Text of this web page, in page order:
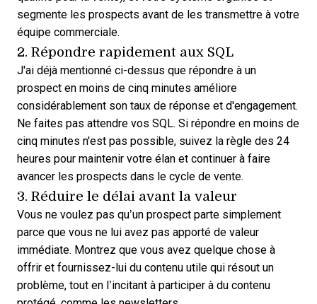
segmente les prospects avant de les transmettre à votre
équipe commerciale.
2. Répondre rapidement aux SQL
J'ai déjà mentionné ci-dessus que répondre à un
prospect en moins de cinq minutes améliore
considérablement son taux de réponse et d'engagement.
Ne faites pas attendre vos SQL. Si répondre en moins de
cinq minutes n'est pas possible, suivez la règle des 24
heures pour maintenir votre élan et continuer à faire
avancer les prospects dans le cycle de vente.
3. Réduire le délai avant la valeur
Vous ne voulez pas qu’un prospect parte simplement
parce que vous ne lui avez pas apporté de valeur
immédiate. Montrez que vous avez quelque chose à
offrir et fournissez-lui du contenu utile qui résout un
problème, tout en l’incitant à participer à du contenu